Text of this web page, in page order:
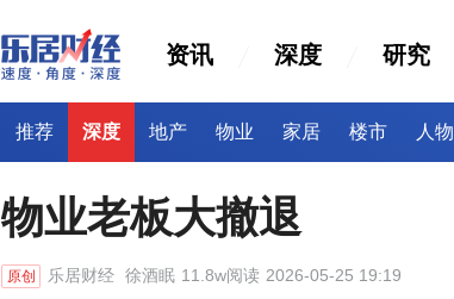
资讯 深度 研究
推荐 深度 地产 物业 家居 楼市 人物
物业老板大撤退
原创 乐居财经 徐酒眠 11.8w阅读 2026-05-25 19:19